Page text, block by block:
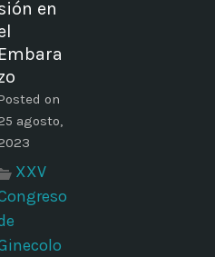
en
Embara
on
agosto,
XXV